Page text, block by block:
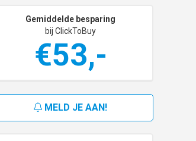
Gemiddelde besparing
bij ClickToBuy
€53,-
MELD JE AAN!